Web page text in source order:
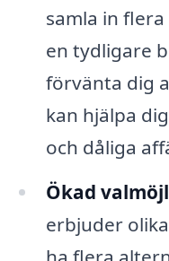
samla in
en tydligare
förvänta dig
kan hjälpa
och dåliga
Ökad
erbjuder